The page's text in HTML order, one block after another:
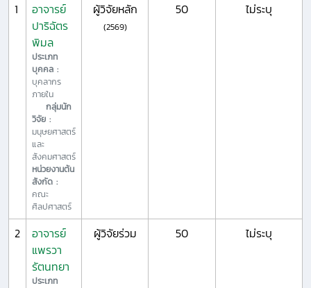
1
อาจารย์
ปาริฉัตร
พิมล
ประเภท
บุคคล :
บุคลากร
ภายใน
กลุ่มนัก
วิจัย :
มนุษยศาสตร์
และ
สังคมศาสตร์
หน่วยงานต้น
สังกัด :
คณะ
ศิลปศาสตร์
ผู้วิจัยหลัก
(2569)
50 ไม่ระบุ
2
อาจารย์
แพรวา
รัตนทยา
ประเภท
ผู้วิจัยร่วม 50 ไม่ระบุ